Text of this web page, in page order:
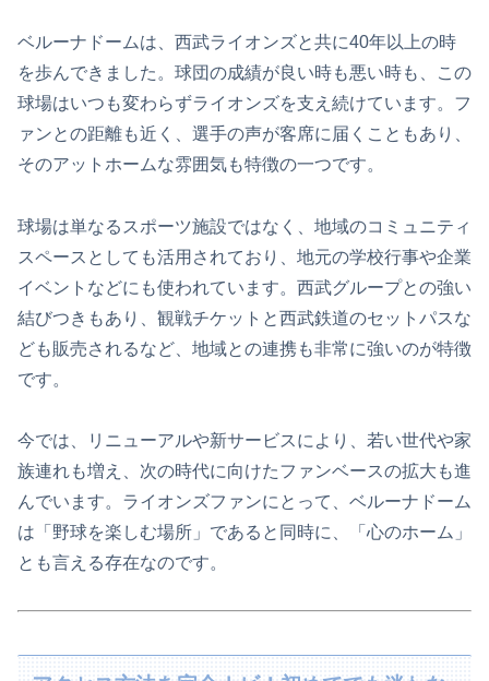
ベルーナドームは、西武ライオンズと共に40年以上の時
を歩んできました。球団の成績が良い時も悪い時も、この
球場はいつも変わらずライオンズを支え続けています。フ
ァンとの距離も近く、選手の声が客席に届くこともあり、
そのアットホームな雰囲気も特徴の一つです。
球場は単なるスポーツ施設ではなく、地域のコミュニティ
スペースとしても活用されており、地元の学校行事や企業
イベントなどにも使われています。西武グループとの強い
結びつきもあり、観戦チケットと西武鉄道のセットパスな
ども販売されるなど、地域との連携も非常に強いのが特徴
です。
今では、リニューアルや新サービスにより、若い世代や家
族連れも増え、次の時代に向けたファンベースの拡大も進
んでいます。ライオンズファンにとって、ベルーナドーム
は「野球を楽しむ場所」であると同時に、「心のホーム」
とも言える存在なのです。